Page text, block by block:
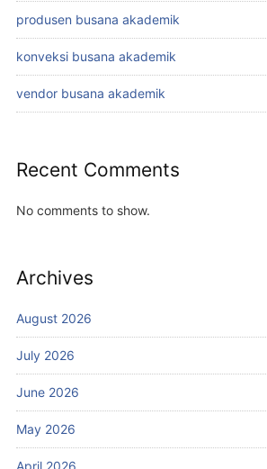
produsen busana akademik
konveksi busana akademik
vendor busana akademik
Recent Comments
No comments to show.
Archives
August 2026
July 2026
June 2026
May 2026
April 2026